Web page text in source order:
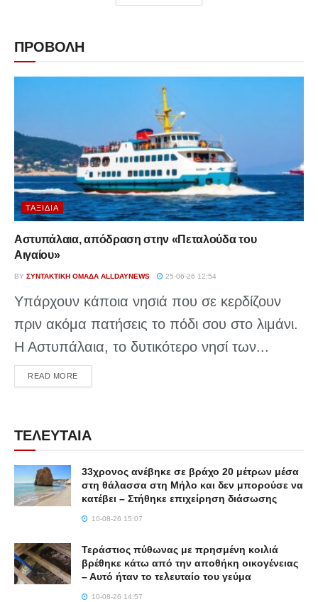
ΠΡΟΒΟΛΗ
ΤΑΞΊΔΙΑ
Αστυπάλαια, απόδραση στην «Πεταλούδα του
Αιγαίου»
BY ΣΥΝΤΑΚΤΙΚΉ ΟΜΆΔΑ ALLDAYNEWS 25-06-26 12:54
Υπάρχουν κάποια νησιά που σε κερδίζουν
πριν ακόμα πατήσεις το πόδι σου στο λιμάνι.
Η Αστυπάλαια, το δυτικότερο νησί των...
READ MOREDETAILS
ΤΕΛΕΥΤΑΙΑ
33χρονος ανέβηκε σε βράχο 20 μέτρων μέσα
στη θάλασσα στη Μήλο και δεν μπορούσε να
κατέβει – Στήθηκε επιχείρηση διάσωσης
10-08-26 15:07
Τεράστιος πύθωνας με πρησμένη κοιλιά
βρέθηκε κάτω από την αποθήκη οικογένειας
– Αυτό ήταν το τελευταίο του γεύμα
10-08-26 14:57